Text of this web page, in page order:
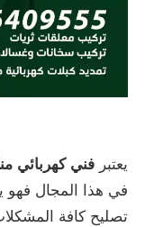
يعتبر فني كهربائي
في هذا المجال فهو
تصليح كافة